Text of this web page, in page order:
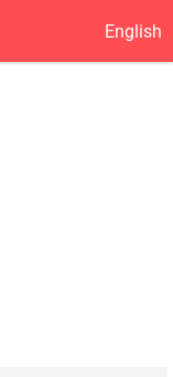
English